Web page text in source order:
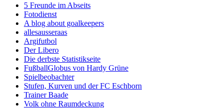
5 Freunde im Abseits
Fotodienst
A blog about goalkeepers
allesausseraas
Argifutbol
Der Libero
Die derbste Statistikseite
FußballGlobus von Hardy Grüne
Spielbeobachter
Stufen, Kurven und der FC Eschborn
Trainer Baade
Volk ohne Raumdeckung